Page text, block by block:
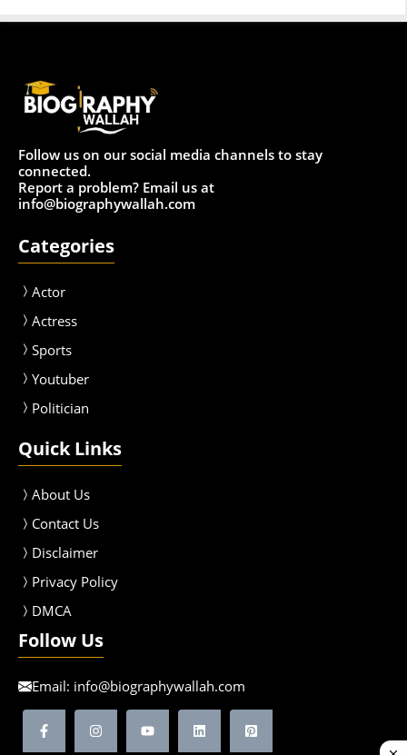
Follow us on our social media channels to stay
connected.
Report a problem? Email us at
info@biographywallah.com
Categories
Actor
Actress
Sports
Youtuber
Politician
Quick Links
About Us
Contact Us
Disclaimer
Privacy Policy
DMCA
Follow Us
Email: info@biographywallah.com